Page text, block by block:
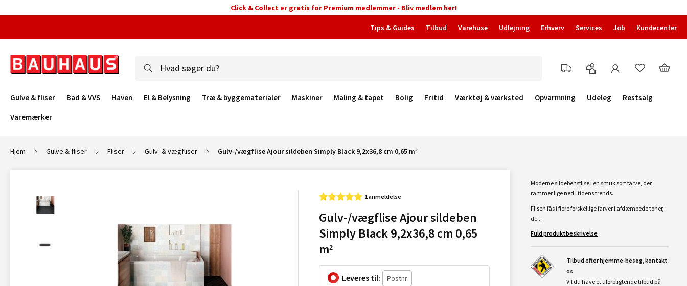
Click & Collect er gratis for Premium medlemmer - Bliv medlem her!
Tips & Guides Tilbud Varehuse Udlejning Erhverv Services Job Kundecenter
Gulve & fliser Bad & VVS Haven El & Belysning Træ & byggematerialer Maskiner Maling & tapet Bolig Fritid Værktøj & værksted Opvarmning Udeleg
Restsalg
Varemærker
Hjem Gulve & fliser Fliser Gulv- & vægfliser Gulv-/vægflise Ajour sildeben Simply Black 9,2x36,8 cm 0,65 m²
1 anmeldelse
Gulv-/vægflise Ajour sildeben
Simply Black 9,2x36,8 cm 0,65
m²
Leveres til:
Moderne sildebensflise i en smuk sort farve, der
rammer lige ned i tidens trends.
Flisen fås i flere forskellige farver i afdæmpede toner,
de...
Fuld produktbeskrivelse
Tilbud efter hjemme-besøg, kontakt
os
Vil du have et uforpligtende tilbud på